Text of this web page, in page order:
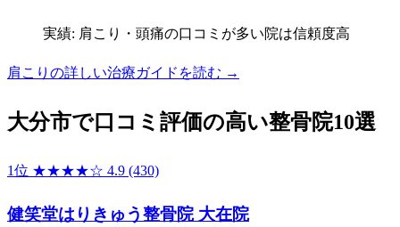
実績: 肩こり・頭痛の口コミが多い院は信頼度高
肩こりの詳しい治療ガイドを読む →
大分市で口コミ評価の高い整骨院10選
1位 ★★★★☆ 4.9 (430)
健笑堂はりきゅう整骨院 大在院